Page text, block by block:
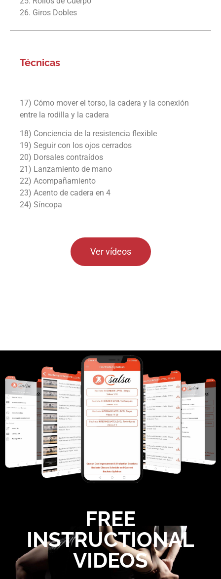
26. Giros Dobles
Técnicas
17) Cómo mover el torso, la cadera y la conexión
entre la rodilla y la cadera
18) Conciencia de la resistencia flexible
19) Seguir con los ojos cerrados
20) Dorsales contraídos
21) Lanzamiento de mano
22) Acompañamiento
23) Acento de cadera en 4
24) Síncopa
Ver vídeos
FREE
INSTRUCTIONAL
VIDEOS